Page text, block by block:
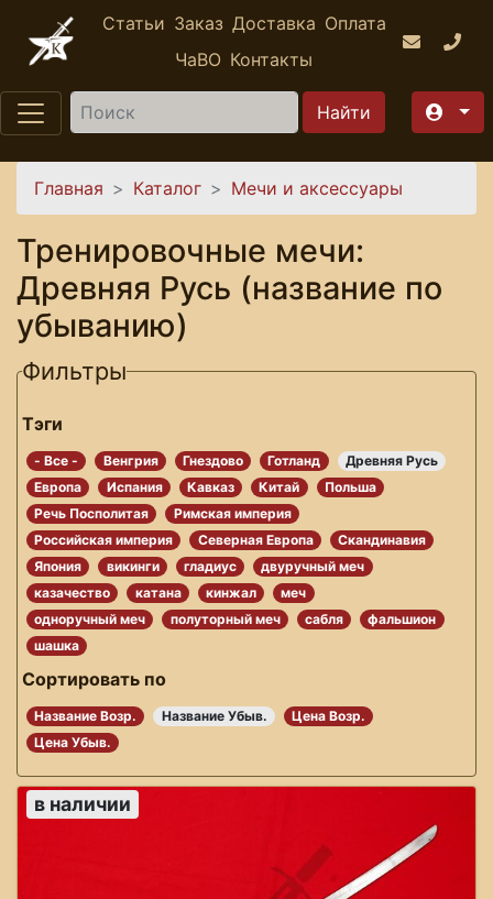
Перейти к основному содержанию
Статьи Заказ Доставка Оплата
ЧаВО Контакты
Найти
Вы здесь
Главная Каталог Мечи и аксессуары
Тренировочные мечи:
Древняя Русь (название по
убыванию)
Фильтры
Тэги
- Все - Венгрия Гнездово Готланд
Древняя Русь
Европа
Испания Кавказ Китай
Польша
Речь Посполитая
Римская империя
Российская империя
Северная Европа
Скандинавия
Япония
викинги гладиус
двуручный меч
казачество
катана кинжал
меч
одноручный меч
полуторный меч сабля
фальшион
шашка
Сортировать по
Название Возр. Название Убыв.
Цена Возр.
Цена Убыв.
в наличии